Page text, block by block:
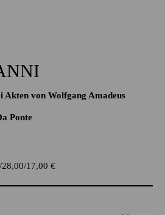
Akten von Wolfgang Amadeus
Ponte
28,00 17,00 €